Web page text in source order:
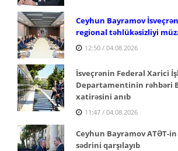
Ceyhun Bayramov
regional təhlükəsizliyi
12:50 / 04.08.2026
İsveçrənin Federal Xarici
Departamentinin rəhbəri
xatirəsini anıb
11:47 / 04.08.2026
Ceyhun Bayramov ATƏT-
sədrini qarşılayıb